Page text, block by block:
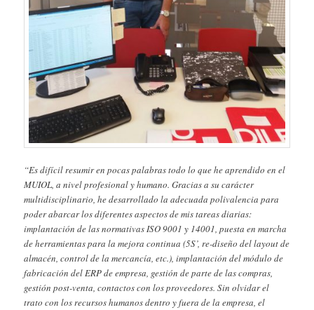
“Es difícil resumir en pocas palabras todo lo que he aprendido en el
MUIOL, a nivel profesional y humano. Gracias a su carácter
multidisciplinario, he desarrollado la adecuada polivalencia para
poder abarcar los diferentes aspectos de mis tareas diarias:
implantación de las normativas ISO 9001 y 14001, puesta en marcha
de herramientas para la mejora continua (5S’, re-diseño del layout de
almacén, control de la mercancía, etc.), implantación del módulo de
fabricación del ERP de empresa, gestión de parte de las compras,
gestión post-venta, contactos con los proveedores. Sin olvidar el
trato con los recursos humanos dentro y fuera de la empresa, el